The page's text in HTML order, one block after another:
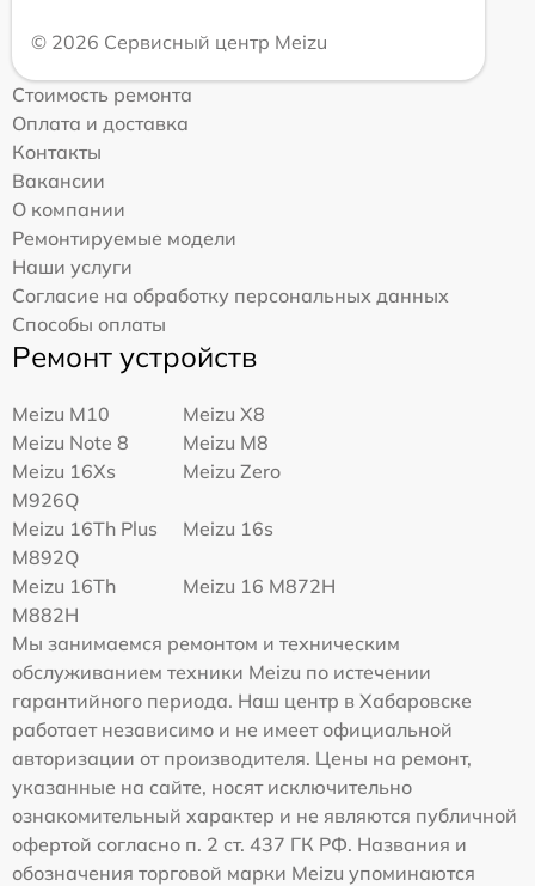
© 2026 Сервисный центр Meizu
Стоимость ремонта
Оплата и доставка
Контакты
Вакансии
О компании
Ремонтируемые модели
Наши услуги
Согласие на обработку персональных данных
Способы оплаты
Ремонт устройств
Meizu M10
Meizu X8
Meizu Note 8
Meizu M8
Meizu 16Xs
M926Q
Meizu Zero
Meizu 16Th Plus
M892Q
Meizu 16s
Meizu 16Th
M882H
Meizu 16 M872H
Мы занимаемся ремонтом и техническим
обслуживанием техники Meizu по истечении
гарантийного периода. Наш центр в Хабаровске
работает независимо и не имеет официальной
авторизации от производителя. Цены на ремонт,
указанные на сайте, носят исключительно
ознакомительный характер и не являются публичной
офертой согласно п. 2 ст. 437 ГК РФ. Названия и
обозначения торговой марки Meizu упоминаются